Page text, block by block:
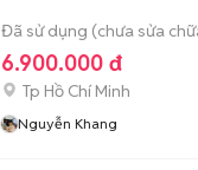
Đã sử dụng (chưa sửa
6.900.000 đ
Tp Hồ Chí Minh
Nguyễn Khang